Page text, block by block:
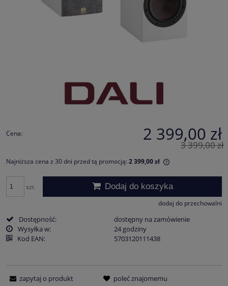
Cena: 2 399,00 zł
3 399,00 zł
Najniższa cena z 30 dni przed tą promocją: 2 399,00 zł
sprzedaży.
szt Dodaj do koszyka
dodaj do przechowalni
Dostępność:
dostępny na zamówienie
Wysyłka w:
24 godziny
Kod EAN:
5703120111438
zapytaj o produkt
poleć znajomemu